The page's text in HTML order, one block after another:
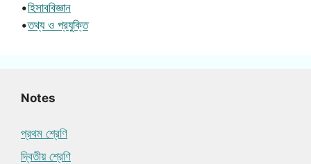
•হিসাববিজ্ঞান
•তথ্য ও প্রযুক্তি
Notes
প্রথম শ্রেণি
দ্বিতীয় শ্রেণি